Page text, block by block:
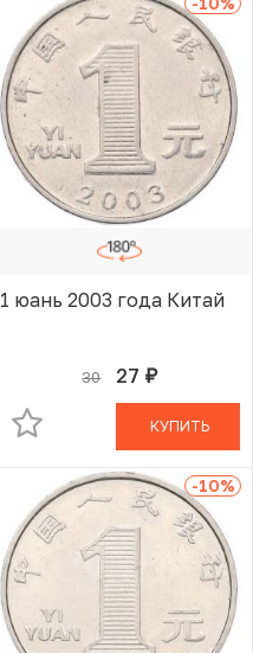
1 юань 2003 года Китай
30 27 руб.
В КОРЗИНЕ
КУПИТЬ
-10%